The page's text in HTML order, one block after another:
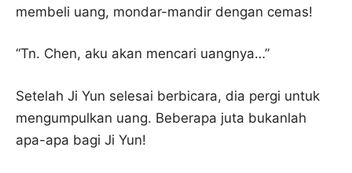
membeli uang, mondar-mandir dengan cemas!
“Tn. Chen, aku akan mencari uangnya…”
Setelah Ji Yun selesai berbicara, dia pergi untuk
mengumpulkan uang. Beberapa juta bukanlah
apa-apa bagi Ji Yun!